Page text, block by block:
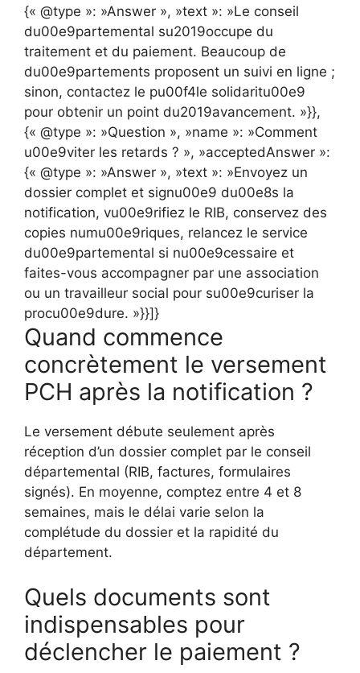
{« @type »: »Answer », »text »: »Le conseil
du00e9partemental su2019occupe du
traitement et du paiement. Beaucoup de
du00e9partements proposent un suivi en ligne ;
sinon, contactez le pu00f4le solidaritu00e9
pour obtenir un point du2019avancement. »}},
{« @type »: »Question », »name »: »Comment
u00e9viter les retards ? », »acceptedAnswer »:
{« @type »: »Answer », »text »: »Envoyez un
dossier complet et signu00e9 du00e8s la
notification, vu00e9rifiez le RIB, conservez des
copies numu00e9riques, relancez le service
du00e9partemental si nu00e9cessaire et
faites-vous accompagner par une association
ou un travailleur social pour su00e9curiser la
procu00e9dure. »}}]}
Quand commence
concrètement le versement
PCH après la notification ?
Le versement débute seulement après
réception d’un dossier complet par le conseil
départemental (RIB, factures, formulaires
signés). En moyenne, comptez entre 4 et 8
semaines, mais le délai varie selon la
complétude du dossier et la rapidité du
département.
Quels documents sont
indispensables pour
déclencher le paiement ?